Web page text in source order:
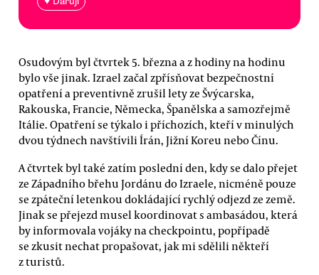
Osudovým byl čtvrtek 5. března a z hodiny na hodinu
bylo vše jinak. Izrael začal zpřísňovat bezpečnostní
opatření a preventivně zrušil lety ze Švýcarska,
Rakouska, Francie, Německa, Španělska a samozřejmě
Itálie. Opatření se týkalo i příchozích, kteří v minulých
dvou týdnech navštívili Írán, Jižní Koreu nebo Čínu.
A čtvrtek byl také zatím poslední den, kdy se dalo přejet
ze Západního břehu Jordánu do Izraele, nicméně pouze
se zpáteční letenkou dokládající rychlý odjezd ze země.
Jinak se přejezd musel koordinovat s ambasádou, která
by informovala vojáky na checkpointu, popřípadě
se zkusit nechat propašovat, jak mi sdělili někteří
z turistů.